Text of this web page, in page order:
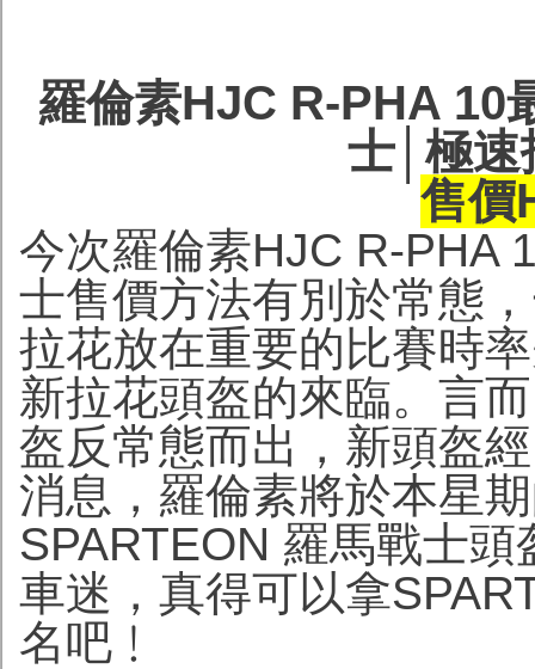
羅倫素HJC R-PHA 10
士│極速
售價
今次羅倫素HJC R-PHA
士售價方法有別於常態
拉花放在重要的比賽時
新拉花頭盔的來臨。言
盔反常態而出，新頭盔
消息，羅倫素將於本星
SPARTEON 羅馬戰士
車迷，真得可以拿
名吧﹗